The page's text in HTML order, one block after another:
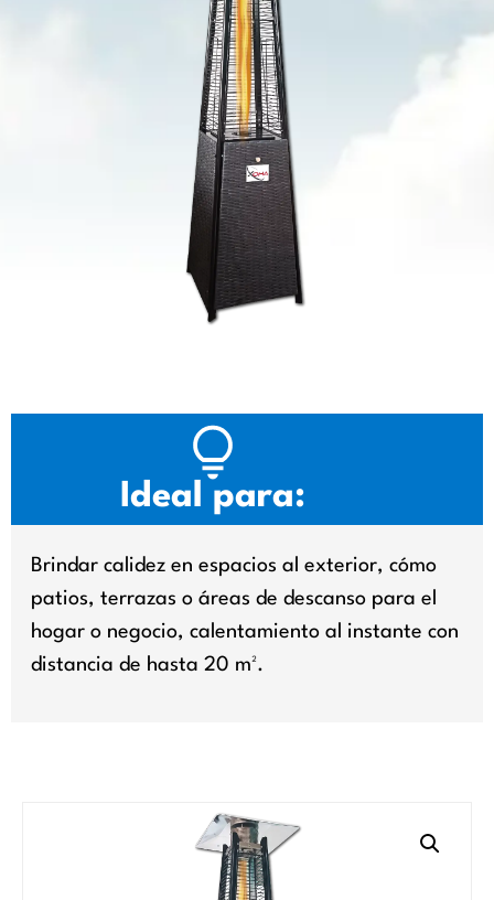
Ideal para:
Brindar calidez en espacios al exterior, cómo
patios, terrazas o áreas de descanso para el
hogar o negocio, calentamiento al instante con
distancia de hasta 20 m².